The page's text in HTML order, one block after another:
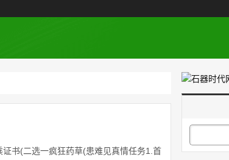
书(二选一疯狂药草(患难见真情任务1.首